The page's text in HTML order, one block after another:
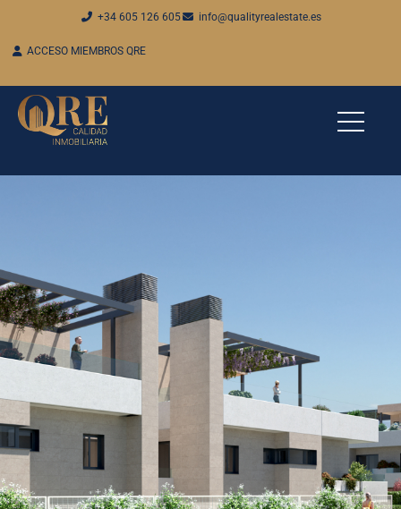
+34 605 126 605 info@qualityrealestate.es
ACCESO MIEMBROS QRE